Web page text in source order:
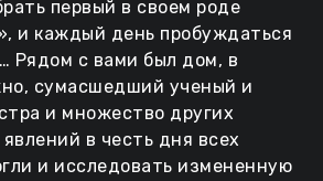
первый в своем роде
и каждый день пробуждаться
Рядом с вами был дом, в
сумасшедший ученый и
и множество других
в честь дня всех
и исследовать измененную